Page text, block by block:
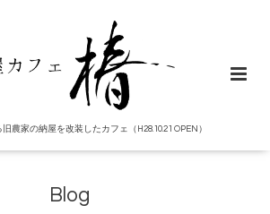
農家の納屋を改装したカフェ（H28.10.21 OPEN）
Blog